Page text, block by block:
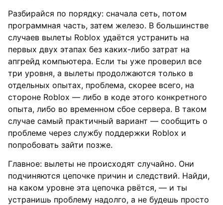
Разбирайся по порядку: сначала сеть, потом
программная часть, затем железо. В большинстве
случаев вылеты Roblox удаётся устранить на
первых двух этапах без каких-либо затрат на
апгрейд компьютера. Если ты уже проверил все
три уровня, а вылеты продолжаются только в
отдельных опытах, проблема, скорее всего, на
стороне Roblox — либо в коде этого конкретного
опыта, либо во временном сбое сервера. В таком
случае самый практичный вариант — сообщить о
проблеме через службу поддержки Roblox и
попробовать зайти позже.
Главное: вылеты не происходят случайно. Они
подчиняются цепочке причин и следствий. Найди,
на каком уровне эта цепочка рвётся, — и ты
устранишь проблему надолго, а не будешь просто